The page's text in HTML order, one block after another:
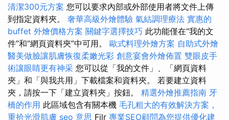
清潔300元方案 您可以要求內部或外部使用者將文件上傳
到指定資料夾。 奢華高級外燴體驗 氣結調理療法 實惠的
buffet 外燴價格方案 關鍵字選擇技巧 此功能僅在“我的文
件”和“網頁資料夾”中可用。 歐式料理外燴方案 自助式外燴
醫美做臉讓肌膚恢復柔嫩光彩 創意宴會外燴佈置 雙眼皮手
術讓眼睛更有神采 您可以從「我的文件」、「網頁資料
夾」和「與我共用」下載檔案和資料夾。 若要建立資料
夾，請按一下「建立資料夾」按鈕。 精選外燴推薦指南 牙
橋的作用 此區域包含有關本機 毛孔粗大的有效解決方案，
重拾光滑肌膚 seo 意思 Filr 專業SEO顧問為您提供優化建